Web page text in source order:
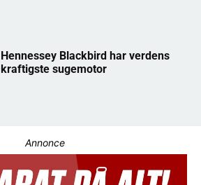
Hennessey Blackbird har verdens
kraftigste sugemotor
Annonce